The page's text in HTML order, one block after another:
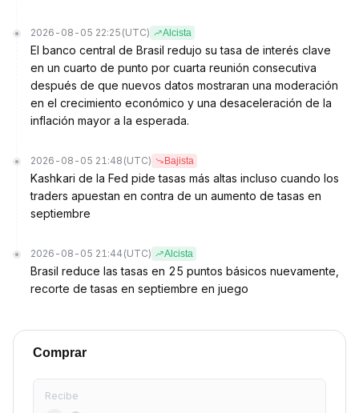
2026-08-05 22:25 (UTC) Alcista
El banco central de Brasil redujo su tasa de interés clave
en un cuarto de punto por cuarta reunión consecutiva
después de que nuevos datos mostraran una moderación
en el crecimiento económico y una desaceleración de la
inflación mayor a la esperada.
2026-08-05 21:48 (UTC) Bajista
Kashkari de la Fed pide tasas más altas incluso cuando los
traders apuestan en contra de un aumento de tasas en
septiembre
2026-08-05 21:44 (UTC) Alcista
Brasil reduce las tasas en 25 puntos básicos nuevamente,
recorte de tasas en septiembre en juego
Comprar
Recibe